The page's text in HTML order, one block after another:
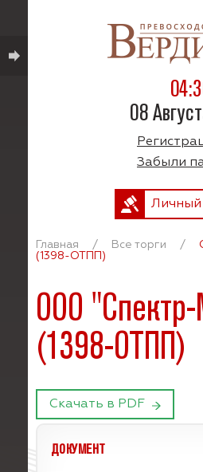
08
Забыли
Личный
Главная / Все торги /
(1398-ОТПП)
ООО
(1398-ОТПП)
Скачать в PDF
ДОКУМЕНТ